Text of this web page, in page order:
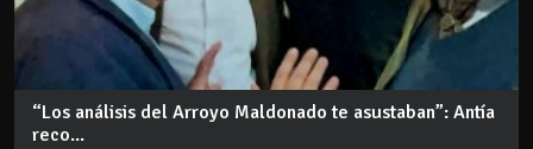
“Los análisis del Arroyo Maldonado te asustaban”: Antía
reco...